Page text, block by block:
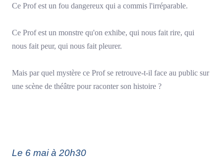
Ce Prof est un fou dangereux qui a commis l'irréparable.
Ce Prof est un monstre qu'on exhibe, qui nous fait rire, qui
nous fait peur, qui nous fait pleurer.
Mais par quel mystère ce Prof se retrouve-t-il face au public sur
une scène de théâtre pour raconter son histoire ?
Le 6 mai à 20h30